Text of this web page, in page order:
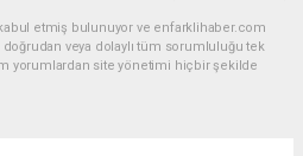
etmiş bulunuyor ve enfarklihaber.com
doğrudan veya dolaylı tüm sorumluluğu tek
yorumlardan site yönetimi hiçbir şekilde